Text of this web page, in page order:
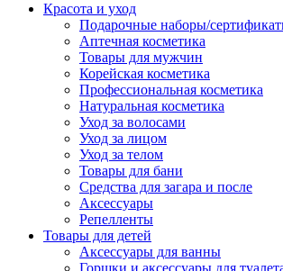
Красота и уход
Подарочные наборы/
Аптечная косметика
Товары для мужчин
Корейская косметика
Профессиональная косметика
Натуральная косметика
Уход за волосами
Уход за лицом
Уход за телом
Товары для бани
Средства для загара и после
Аксессуары
Репелленты
Товары для детей
Аксессуары для ванны
Горшки и аксессуары для